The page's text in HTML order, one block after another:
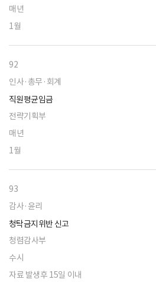
매년
1월
92
인사·총무·회계
직원평균임금
전략기획부
매년
1월
93
감사·윤리
청탁금지위반 신고
청렴감사부
수시
자료 발생후 15일 이내